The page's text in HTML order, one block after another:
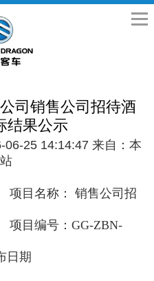
司销售公司招待酒
结果公示
25 14:14:47 来自：本
售公司招
ZBN-
日期